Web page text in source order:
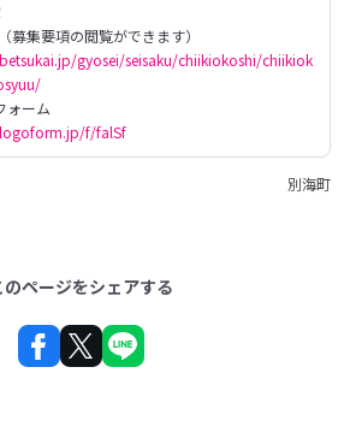
gyosei/seisaku/chiikiokoshi/chiikiok
f/falSf
別海町
のページをシェアする